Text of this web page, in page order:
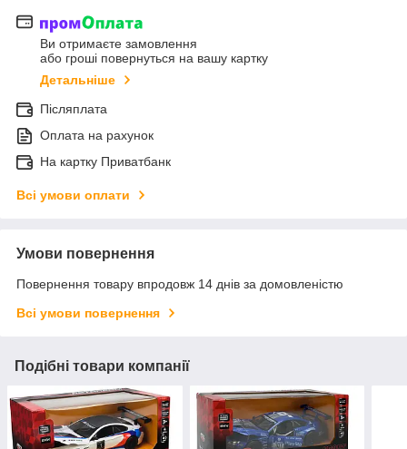
Ви отримаєте замовлення
або гроші повернуться на вашу картку
Детальніше
Післяплата
Оплата на рахунок
На картку Приватбанк
Всі умови оплати
Умови повернення
Повернення товару впродовж 14 днів за домовленістю
Всі умови повернення
Подібні товари компанії